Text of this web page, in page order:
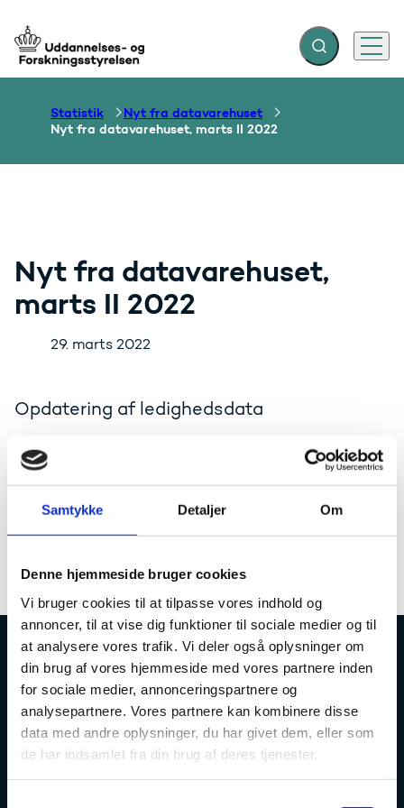
Samtykke Detaljer Om
Denne hjemmeside bruger cookies
Vi bruger cookies til at tilpasse vores indhold og
annoncer, til at vise dig funktioner til sociale medier og til
at analysere vores trafik. Vi deler også oplysninger om
din brug af vores hjemmeside med vores partnere inden
for sociale medier, annonceringspartnere og
analysepartnere. Vores partnere kan kombinere disse
data med andre oplysninger, du har givet dem, eller som
de har indsamlet fra din brug af deres tjenester.
Gå til forsiden Fold søgefelt ud
Menu
Statistik
Nyt fra datavarehuset
Nyt fra datavarehuset, marts II 2022
Nyt fra datavarehuset,
marts II 2022
29. marts 2022
Opdatering af ledighedsdata
Kuben
er opdateret med ledighedsdata
fra 4. kvartal 2021. Dermed kan der i kuben vises
ledighed i 5. kvartal for fuldførte i 2020 og 1. kvartal
for fuldførte i 2021.
Alle rapporterne pådatavarehus.ufm.dkbaseret på
2021-data i denne uge.
Uddannelses- og Forskningsstyrelsen